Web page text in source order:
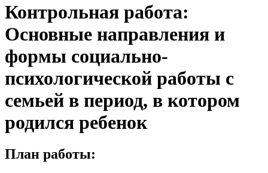
Контрольная работа:
Основные направления и
формы социально-
психологической работы с
семьей в период, в котором
родился ребенок
План работы: